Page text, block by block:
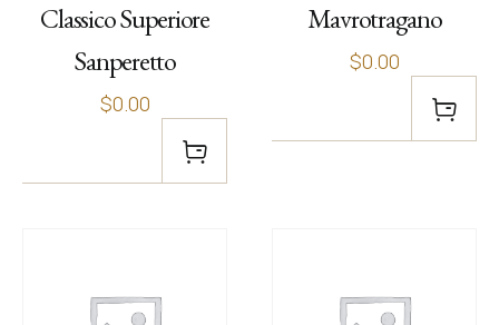
Classico Superiore
Sanperetto
$0.00
Mavrotragano
$0.00